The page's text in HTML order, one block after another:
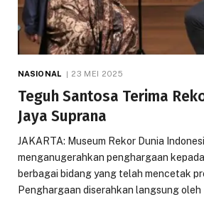
NASIONAL 23 MEI 2025
Teguh Santosa Terima
Jaya Suprana
JAKARTA: Museum Rekor Dunia
menganugerahkan penghargaan
berbagai bidang yang telah mencetak
Penghargaan diserahkan langsung